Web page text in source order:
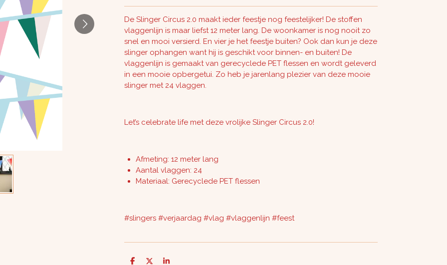
De Slinger Circus 2.0 maakt ieder feestje nog feestelijker! De stoffen
vlaggenlijn is maar liefst 12 meter lang. De woonkamer is nog nooit zo
snel en mooi versierd. En vier je het feestje buiten? Ook dan kun je deze
slinger ophangen want hij is geschikt voor binnen- en buiten! De
vlaggenlijn is gemaakt van gerecyclede PET flessen en wordt geleverd
in een mooie opbergetui. Zo heb je jarenlang plezier van deze mooie
slinger met 24 vlaggen.
Let’s celebrate life met deze vrolijke Slinger Circus 2.0!
Afmeting: 12 meter lang
Aantal vlaggen: 24
Materiaal: Gerecyclede PET flessen
#slingers #verjaardag #vlag #vlaggenlijn #feest
D D S